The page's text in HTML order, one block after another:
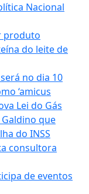
Nacional
produto
do leite de
no dia 10
‘amicus
Lei do Gás
que
do INSS
consultora
de eventos